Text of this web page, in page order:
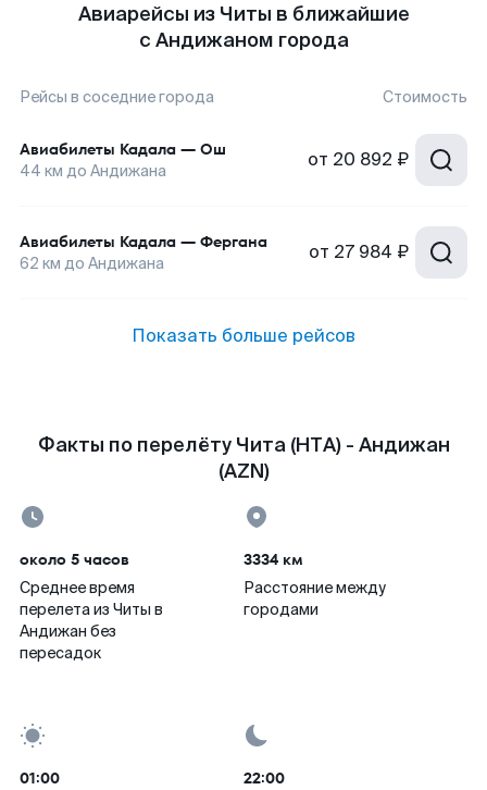
Авиарейсы из Читы в ближайшие
с Андижаном города
Рейсы в соседние города Стоимость
Авиабилеты Кадала — Ош
44 км до Андижана от 20 892 ₽
Авиабилеты Кадала — Фергана
62 км до Андижана от 27 984 ₽
Показать больше рейсов
Факты по перелёту Чита (HTA) - Андижан
(AZN)
около 5 часов
Среднее время
перелета из Читы в
Андижан без
пересадок
3334 км
Расстояние между
городами
01:00 22:00